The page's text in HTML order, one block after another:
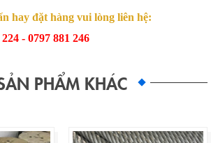
hay đặt hàng vui lòng liên hệ:
- 0797 881 246
PHẨM KHÁC